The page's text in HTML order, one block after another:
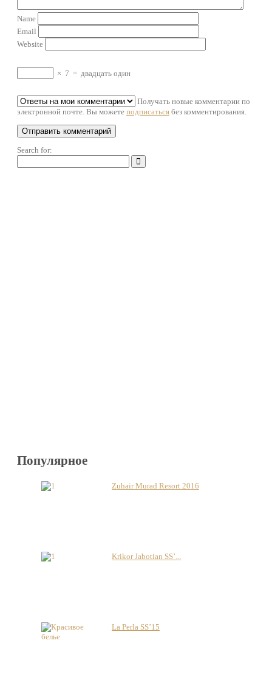
Name
Email
Website
× 7 = двадцать один
Получать новые комментарии по
электронной почте. Вы можете подписаться без комментирования.
Search for:
Популярное
Zuhair Murad Resort 2016
Krikor Jabotian SS’...
La Perla SS’15